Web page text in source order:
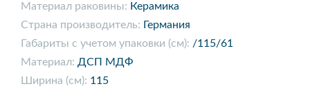
Материал раковины: Керамика
Страна производитель: Германия
Габариты с учетом упаковки (см): /115/61
Материал: ДСП МДФ
Ширина (см): 115